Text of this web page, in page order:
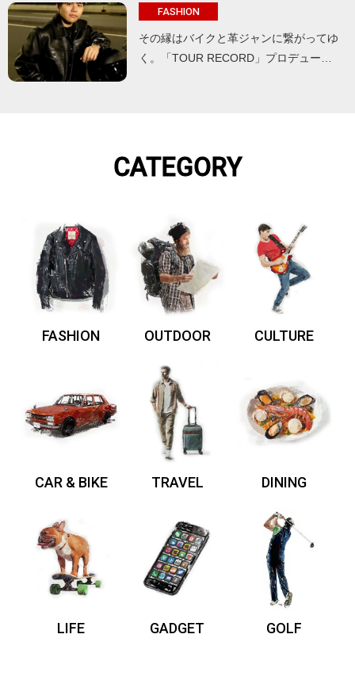
FASHION
その縁はバイクと革ジャンに繋がってゆ
く。「TOUR RECORD」プロデュー…
CATEGORY
FASHION OUTDOOR CULTURE
CAR & BIKE TRAVEL DINING
LIFE GADGET GOLF